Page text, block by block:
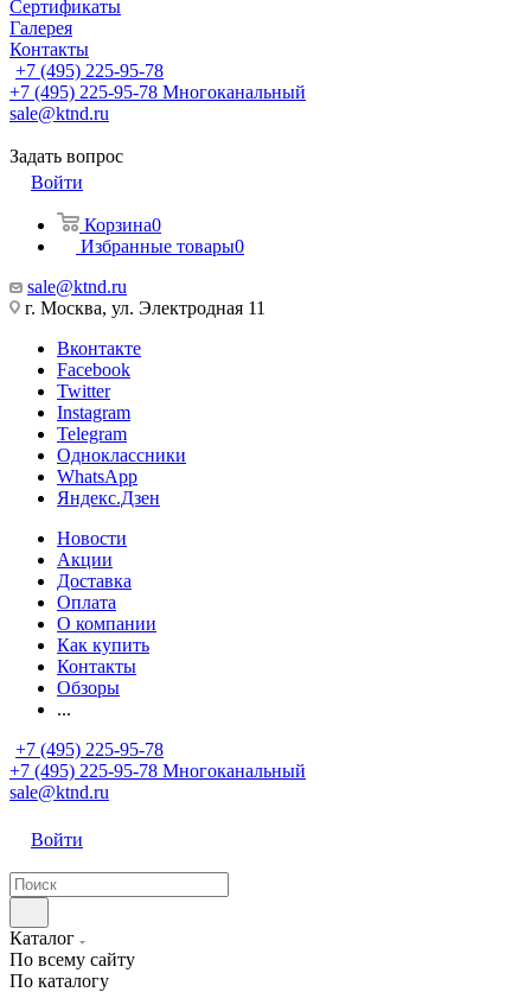
Сертификаты
Галерея
Контакты
+7 (495) 225-95-78
+7 (495) 225-95-78 Многоканальный
sale@ktnd.ru
Задать вопрос
Войти
Корзина0
Избранные товары0
sale@ktnd.ru
г. Москва, ул. Электродная 11
Вконтакте
Facebook
Twitter
Instagram
Telegram
Одноклассники
WhatsApp
Яндекс.Дзен
Новости
Акции
Доставка
Оплата
О компании
Как купить
Контакты
Обзоры
...
+7 (495) 225-95-78
+7 (495) 225-95-78 Многоканальный
sale@ktnd.ru
Войти
Каталог
По всему сайту
По каталогу